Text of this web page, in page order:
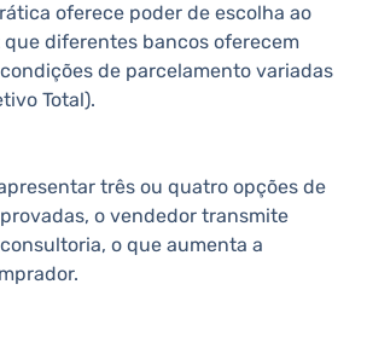
oferece poder de escolha ao
diferentes bancos oferecem
de parcelamento variadas
Total).
três ou quatro opções de
o vendedor transmite
o que aumenta a